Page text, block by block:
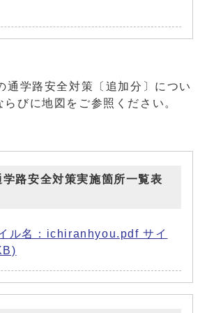
学路安全対策〔追加分〕につい
びに地図をご参照ください。
路安全対策実施箇所一覧表
ル名：ichiranhyou.pdf サイ